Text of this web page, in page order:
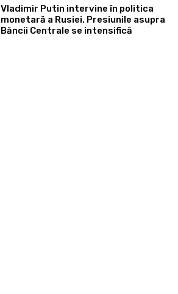
Vladimir Putin intervine în politica
monetară a Rusiei. Presiunile asupra
Băncii Centrale se intensifică